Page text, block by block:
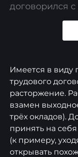
договорился
Имеется в виду
трудового
расторжение.
взамен
трёх окладов).
принять на
(к примеру,
открывать